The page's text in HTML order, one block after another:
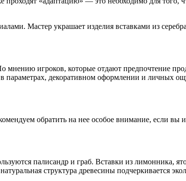
Мастер украшает изделия вставками из
игроков, которые отдают предпочтение
параметрах, декоративном оформлении и личных
обратить на нее особое внимание, если
палисандр и граб. Вставки из лимонника,
структура древесины подчеркивается